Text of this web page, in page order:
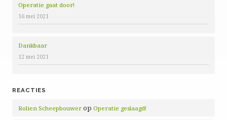
Operatie gaat door!
16 mei 2021
Dankbaar
12 mei 2021
REACTIES
Rolien Scheepbouwer op Operatie geslaagd!